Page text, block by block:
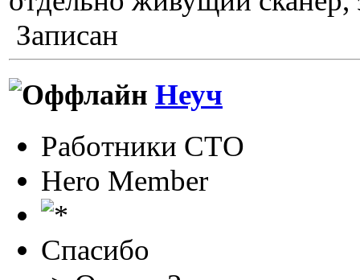
Записан
Неуч
Работники СТО
Hero Member
Спасибо